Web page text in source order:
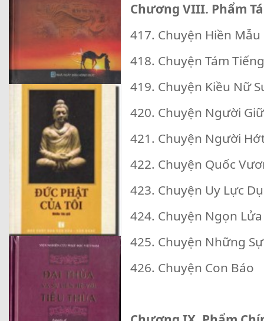
Chương VIII. Phẩm
417. Chuyện Hiền Mẫu
418. Chuyện Tám
419. Chuyện Kiều Nữ
420. Chuyện Người
421. Chuyện Người
422. Chuyện Quốc
423. Chuyện Uy Lực
424. Chuyện Ngọn
425. Chuyện Những
426. Chuyện Con Báo